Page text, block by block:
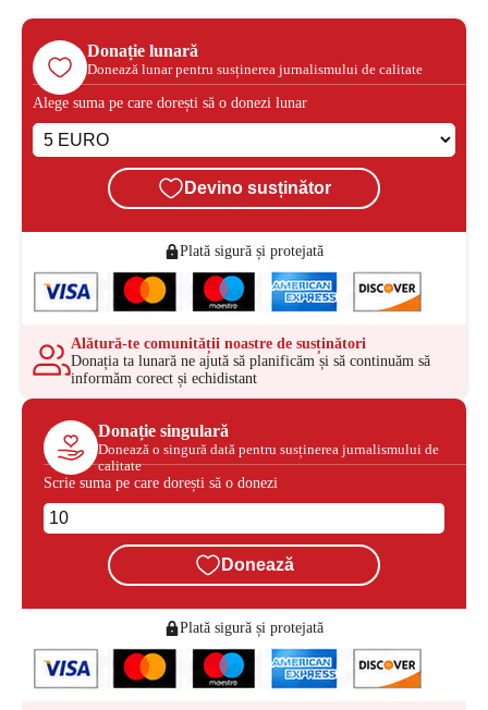
Donație lunară
Donează lunar pentru susținerea jurnalismului de calitate
Alege suma pe care dorești să o donezi lunar
Devino susținător
Plată sigură și protejată
Alătură-te comunității noastre de susținători
Donația ta lunară ne ajută să planificăm și să continuăm să
informăm corect și echidistant
Donație singulară
Donează o singură dată pentru susținerea jurnalismului de
calitate
Scrie suma pe care dorești să o donezi
Donează
Plată sigură și protejată